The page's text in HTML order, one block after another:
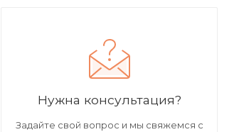
Нужна консультация?
Задайте свой вопрос и мы свяжемся с